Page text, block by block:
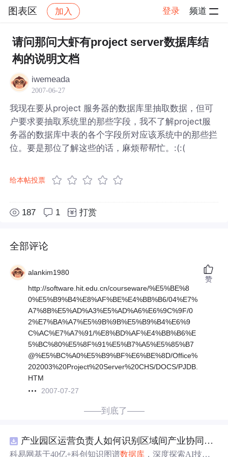
图表区 加入 登录 频道
社区 图表区 帖子详情
请问那问大虾有project server数据库结
构的说明文档
iwemeada
2007-06-27
我现在要从project 服务器的数据库里抽取数据，但可
户要求要抽取系统里的那些字段，我不了解project服
务器的数据库中表的各个字段所对应该系统中的那些拦
位。要是那位了解这些的话，麻烦帮帮忙。:(:(
给本帖投票
187 1 打赏
全部评论
alankim1980
http://software.hit.edu.cn/courseware/%E5%BE%8
0%E5%B9%B4%E8%AF%BE%E4%BB%B6/04%E7%
A7%8B%E5%AD%A3%E5%AD%A6%E6%9C%9F/0
2%E7%BA%A7%E5%9B%9B%E5%B9%B4%E6%9
C%AC%E7%A7%91/%E8%BD%AF%E4%BB%B6%E
5%BC%80%E5%8F%91%E5%B7%A5%E5%85%B7
@%E5%BC%A0%E5%B9%BF%E6%BE%8D/Office%
202003%20Project%20Server%20CHS/DOCS/PJDB.
HTM
2007-07-27
赞
——到底了——
产业园区运营负责人如何识别区域间产业协同机会？.docx
科易网基于40亿+科创知识图谱数据库 ，深度探索AI技术